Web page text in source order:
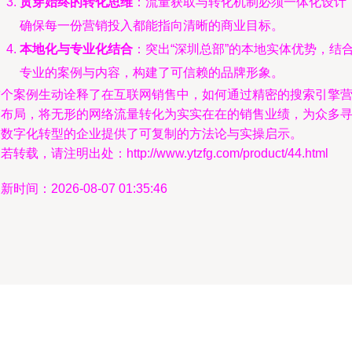
确保每一份营销投入都能指向清晰的商业目标。
本地化与专业化结合 ：突出“深圳总部”的本地实体优势，结
专业的案例与内容，构建了可信赖的品牌形象。
案例生动诠释了在互联网销售中，如何通过精密的搜索引擎营
局，将无形的网络流量转化为实实在在的销售业绩，为众多寻
字化转型的企业提供了可复制的方法论与实操启示。
转载，请注明出处：http://www.ytzfg.com/product/44.html
时间：2026-08-07 01:35:46